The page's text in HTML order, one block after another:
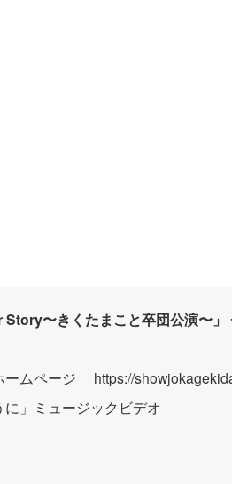
〜きくたまこと卒団公演〜」
ームページ https://
に」ミュージックビデオ